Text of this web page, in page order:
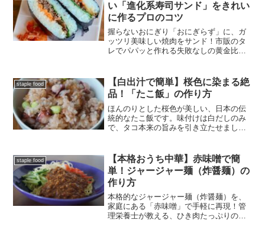
い「進化系寿司サンド」をきれい
に作るプロのコツ
握らないおにぎり「おにぎらず」に、ガ
ッツリ美味しい焼肉をサンド！市販のタ
レでパパッと作れる失敗なしの黄金比レ
な一品です。
staple food
【白出汁で簡単】桜色に染まる絶
品！「たこ飯」の作り方
ほんのりとした桜色が美しい、日本の伝
統的なたこ飯です。味付けは白だしのみ
で、タコ本来の旨みを引き立たせまし
staple food
【本格おうち中華】赤味噌で簡
単！ジャージャー麺（炸醤麺）の
作り方
本格的なジャージャー麺（炸醤麺）を、
家庭にある「赤味噌」で手軽に再現！管
理栄養士が教える、ひき肉たっぷりの濃